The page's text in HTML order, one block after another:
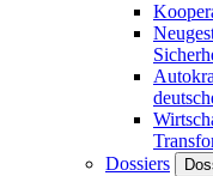
Dossiers